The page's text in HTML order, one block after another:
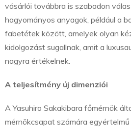
vásárlói továbbra is szabadon
hagyományos anyagok, például a
fabetétek között, amelyek olyan
kidolgozást sugallnak, amit a
nagyra értékelnek.
A teljesítmény új dimenziói
A Yasuhiro Sakakibara főmérnök
mérnökcsapat számára